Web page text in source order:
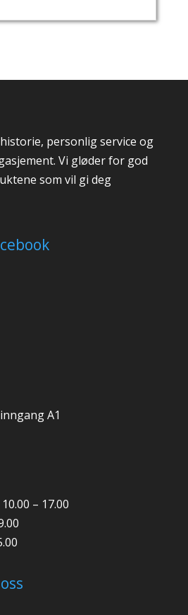
personlig service og
Vi gløder for god
som vil gi deg
A1
– 17.00